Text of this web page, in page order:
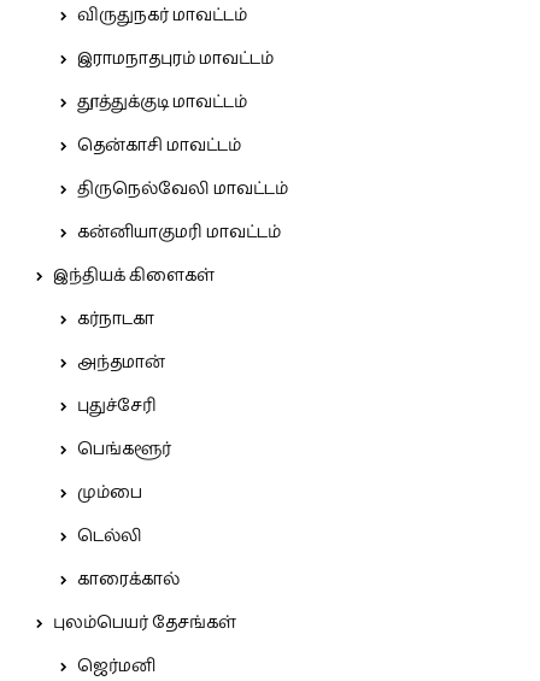
விருதுநகர் மாவட்டம்
இராமநாதபுரம் மாவட்டம்
தூத்துக்குடி மாவட்டம்
தென்காசி மாவட்டம்
திருநெல்வேலி மாவட்டம்
கன்னியாகுமரி மாவட்டம்
இந்தியக் கிளைகள்
கர்நாடகா
அந்தமான்
புதுச்சேரி
பெங்களூர்
மும்பை
டெல்லி
காரைக்கால்
புலம்பெயர் தேசங்கள்
ஜெர்மனி